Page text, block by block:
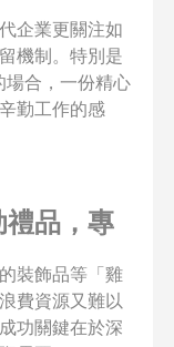
企業更關注如
機制。特別是
合，一份精心
勤工作的感
品，專
裝飾品等「雞
費資源又難以
功關鍵在於深